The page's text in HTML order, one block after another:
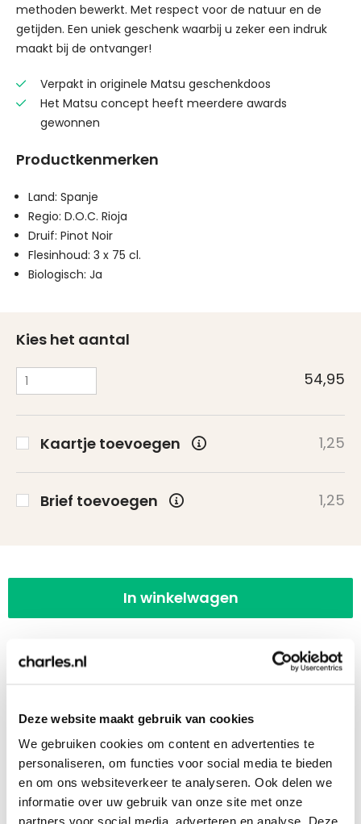
Deze website maakt gebruik van cookies
We gebruiken cookies om content en advertenties te
personaliseren, om functies voor social media te bieden
en om ons websiteverkeer te analyseren. Ook delen we
informatie over uw gebruik van onze site met onze
partners voor social media, adverteren en analyse. Deze
methoden bewerkt. Met respect voor de natuur en de
getijden. Een uniek geschenk waarbij u zeker een indruk
maakt bij de ontvanger!
Verpakt in originele Matsu geschenkdoos
Het Matsu concept heeft meerdere awards
gewonnen
Productkenmerken
Land: Spanje
Regio: D.O.C. Rioja
Druif: Pinot Noir
Flesinhoud: 3 x 75 cl.
Biologisch: Ja
Kies het aantal
54,95
Kaartje toevoegen 1,25
Brief toevoegen 1,25
In winkelwagen
10 of meer stuks bestellen? Vraag een
offerte aan!
Bij 10 of meer stuks kunnen wij een voorstel op
maat aanbieden. Ook het versturen naar een